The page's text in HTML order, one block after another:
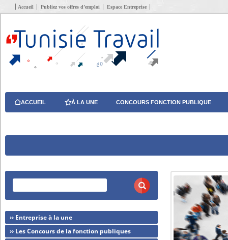
Accueil Publiez vos offres d’emploi Espace Entreprise
ACCUEIL À LA UNE CONCOURS FONCTION PUBLIQUE
›› Entreprise à la une
›› Les Concours de la fonction publiques